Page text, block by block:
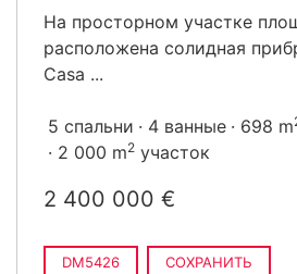
На просторном участке
расположена солидная
Casa ...
5 спальни 4 ванные 698 m
2 000 m2 участок
2 400 000 €
DM5426 СОХРАНИТЬ